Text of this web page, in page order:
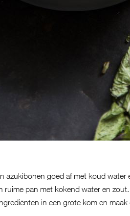
azukibonen goed af met koud water
pan met kokend water en
in een grote kom en